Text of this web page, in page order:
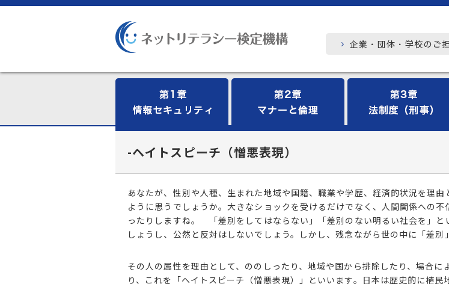
-ヘイトスピーチ（憎悪表現）
あなたが、性別や人種、生まれた地域や国籍、職業や学歴、経済的状況を理
ように思うでしょうか。大きなショックを受けるだけでなく、人間関係への
ったりしますね。 「差別をしてはならない」「差別のない明るい社会を」
しょうし、公然と反対はしないでしょう。しかし、残念ながら世の中に「差別
その人の属性を理由として、ののしったり、地域や国から排除したり、場合
り、これを「ヘイトスピーチ（憎悪表現）」といいます。日本は歴史的に植